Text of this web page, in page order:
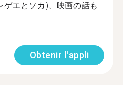
ゲエとソカ)、映画の話も
Obtenir l'appli